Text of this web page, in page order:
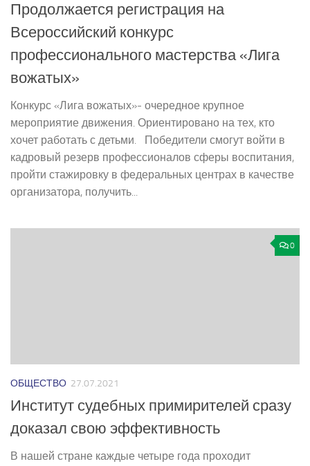
Продолжается регистрация на
Всероссийский конкурс
профессионального мастерства «Лига
вожатых»
Конкурс «Лига вожатых»- очередное крупное
мероприятие движения. Ориентировано на тех, кто
хочет работать с детьми. Победители смогут войти в
кадровый резерв профессионалов сферы воспитания,
пройти стажировку в федеральных центрах в качестве
организатора, получить...
0
ОБЩЕСТВО 27.07.2021
Институт судебных примирителей сразу
доказал свою эффективность
В нашей стране каждые четыре года проходит